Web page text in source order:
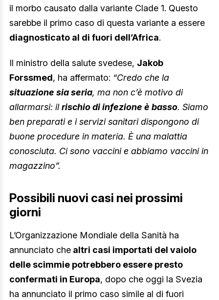
il morbo causato dalla variante Clade 1. Questo
sarebbe il primo caso di questa variante a essere
diagnosticato al di fuori dell’Africa.
Il ministro della salute svedese, Jakob
Forssmed, ha affermato: “Credo che la
situazione sia seria, ma non c’è motivo di
allarmarsi: ilrischio di infezione è basso. Siamo
ben preparati e i servizi sanitari dispongono di
buone procedure in materia. È una malattia
conosciuta. Ci sono vaccini e abbiamo vaccini in
magazzino”.
Possibili nuovi casi nei prossimi
giorni
L’Organizzazione Mondiale della Sanità ha
annunciato che altri casi importati del vaiolo
delle scimmie potrebbero essere presto
confermati in Europa, dopo che oggi la Svezia
ha annunciato il primo caso simile al di fuori